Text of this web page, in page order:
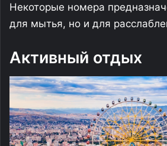
Некоторые номера
для мытья, но и для
Активный отдых